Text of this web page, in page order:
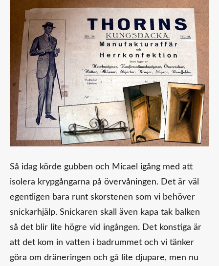
Så idag körde gubben och Micael igång med att
isolera krypgångarna på övervåningen. Det är väl
egentligen bara runt skorstenen som vi behöver
snickarhjälp. Snickaren skall även kapa tak balken
så det blir lite högre vid ingången. Det konstiga är
att det kom in vatten i badrummet och vi tänker
göra om dräneringen och gå lite djupare, men nu